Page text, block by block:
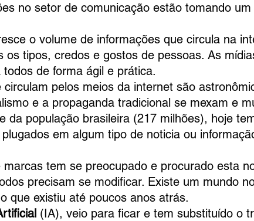
no setor de comunicação estão tomando
volume de informações que circula na
os tipos, credos e gostos de pessoas. As
de forma ágil e prática.
pelos meios da internet são
e a propaganda tradicional se mexam e
brasileira (217 milhões), hoje
em algum tipo de noticia ou
tem se preocupado e procurado esta
precisam se modificar. Existe um mundo
que existiu até poucos anos atrás.
(IA), veio para ficar e tem substituído o